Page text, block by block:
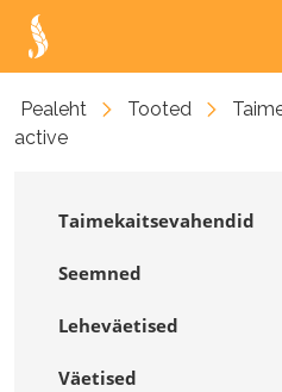
Pealeht Tooted
active
Taimekaitsevahendid
Seemned
Leheväetised
Väetised